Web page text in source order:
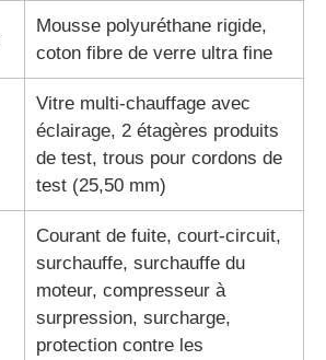
Mousse polyuréthane rigide,
coton fibre de verre ultra fine
Vitre multi-chauffage avec
éclairage, 2 étagères produits
de test, trous pour cordons de
test (25,50 mm)
Courant de fuite, court-circuit,
surchauffe, surchauffe du
moteur, compresseur à
surpression, surcharge,
protection contre les